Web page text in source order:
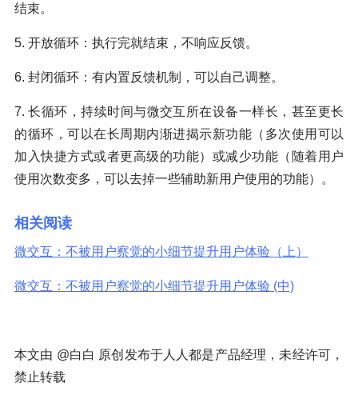
结束。
5. 开放循环：执行完就结束，不响应反馈。
6. 封闭循环：有内置反馈机制，可以自己调整。
7. 长循环，持续时间与微交互所在设备一样长，甚至更长
的循环，可以在长周期内渐进揭示新功能（多次使用可以
加入快捷方式或者更高级的功能）或减少功能（随着用户
使用次数变多，可以去掉一些辅助新用户使用的功能）。
相关阅读
微交互：不被用户察觉的小细节提升用户体验（上）
微交互：不被用户察觉的小细节提升用户体验 (中)
本文由 @白白 原创发布于人人都是产品经理，未经许可，
禁止转载